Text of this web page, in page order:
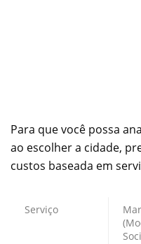
Para que você possa
ao escolher a cidade,
custos baseada em
Serviço